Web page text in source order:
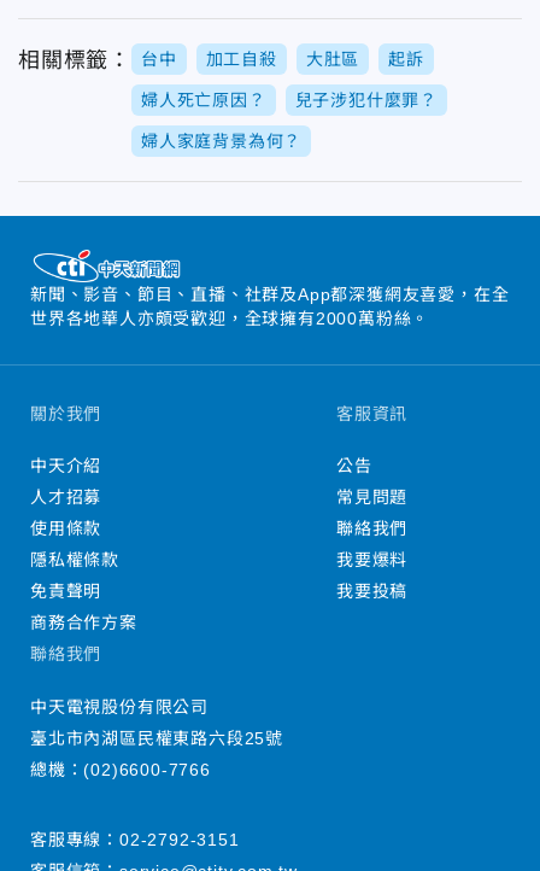
相關標籤： 台中 加工自殺 大肚區 起訴
婦人死亡原因？ 兒子涉犯什麼罪？
婦人家庭背景為何？
新聞、影音、節目、直播、社群及App都深獲網友喜愛，在全
世界各地華人亦頗受歡迎，全球擁有2000萬粉絲。
關於我們
中天介紹
人才招募
使用條款
隱私權條款
免責聲明
商務合作方案
客服資訊
公告
常見問題
聯絡我們
我要爆料
我要投稿
聯絡我們
中天電視股份有限公司
臺北市內湖區民權東路六段25號
總機：(02)6600-7766
客服專線： 02-2792-3151